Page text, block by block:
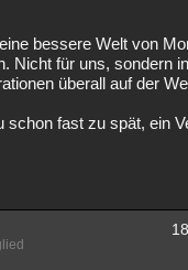
bessere Welt von
Nicht für uns, sondern
überall auf der
schon fast zu spät, ein